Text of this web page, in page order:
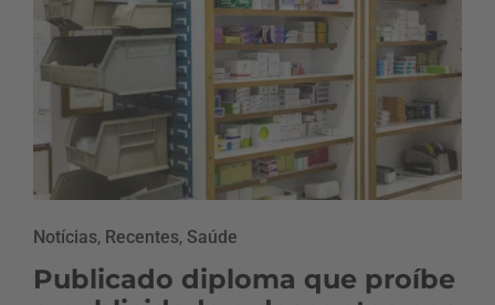
Notícias, Recentes, Saúde
Publicado diploma que proíbe